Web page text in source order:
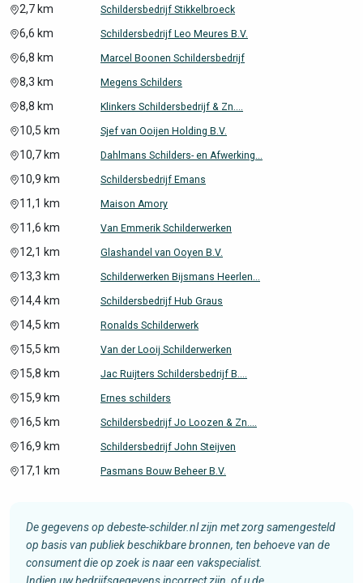
2,7 km Schildersbedrijf Stikkelbroeck
6,6 km Schildersbedrijf Leo Meures B.V.
6,8 km Marcel Boonen Schildersbedrijf
8,3 km Megens Schilders
8,8 km Klinkers Schildersbedrijf & Zn....
10,5 km Sjef van Ooijen Holding B.V.
10,7 km Dahlmans Schilders- en Afwerking...
10,9 km Schildersbedrijf Emans
11,1 km Maison Amory
11,6 km Van Emmerik Schilderwerken
12,1 km Glashandel van Ooyen B.V.
13,3 km Schilderwerken Bijsmans Heerlen...
14,4 km Schildersbedrijf Hub Graus
14,5 km Ronalds Schilderwerk
15,5 km Van der Looij Schilderwerken
15,8 km Jac Ruijters Schildersbedrijf B....
15,9 km Ernes schilders
16,5 km Schildersbedrijf Jo Loozen & Zn....
16,9 km Schildersbedrijf John Steijven
17,1 km Pasmans Bouw Beheer B.V.
De gegevens op debeste-schilder.nl zijn met zorg samengesteld
op basis van publiek beschikbare bronnen, ten behoeve van de
consument die op zoek is naar een vakspecialist.